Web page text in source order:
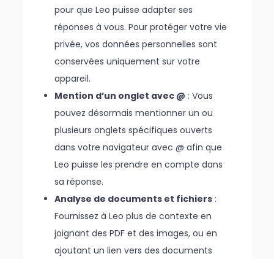
pour que Leo puisse adapter ses
réponses à vous. Pour protéger votre vie
privée, vos données personnelles sont
conservées uniquement sur votre
appareil.
Mention d’un onglet avec @ : Vous
pouvez désormais mentionner un ou
plusieurs onglets spécifiques ouverts
dans votre navigateur avec @ afin que
Leo puisse les prendre en compte dans
sa réponse.
Analyse de documents et fichiers :
Fournissez à Leo plus de contexte en
joignant des PDF et des images, ou en
ajoutant un lien vers des documents